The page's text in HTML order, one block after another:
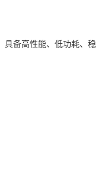
具备高性能、低功耗、稳